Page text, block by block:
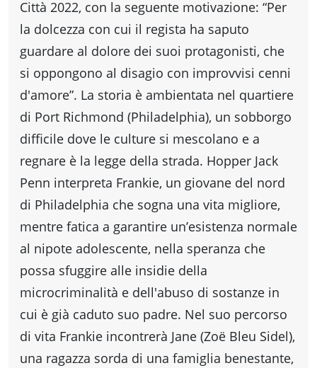
Città 2022, con la seguente motivazione: “Per
la dolcezza con cui il regista ha saputo
guardare al dolore dei suoi protagonisti, che
si oppongono al disagio con improvvisi cenni
d'amore”. La storia è ambientata nel quartiere
di Port Richmond (Philadelphia), un sobborgo
difficile dove le culture si mescolano e a
regnare è la legge della strada. Hopper Jack
Penn interpreta Frankie, un giovane del nord
di Philadelphia che sogna una vita migliore,
mentre fatica a garantire un’esistenza normale
al nipote adolescente, nella speranza che
possa sfuggire alle insidie della
microcriminalità e dell'abuso di sostanze in
cui è già caduto suo padre. Nel suo percorso
di vita Frankie incontrerà Jane (Zoë Bleu Sidel),
una ragazza sorda di una famiglia benestante,